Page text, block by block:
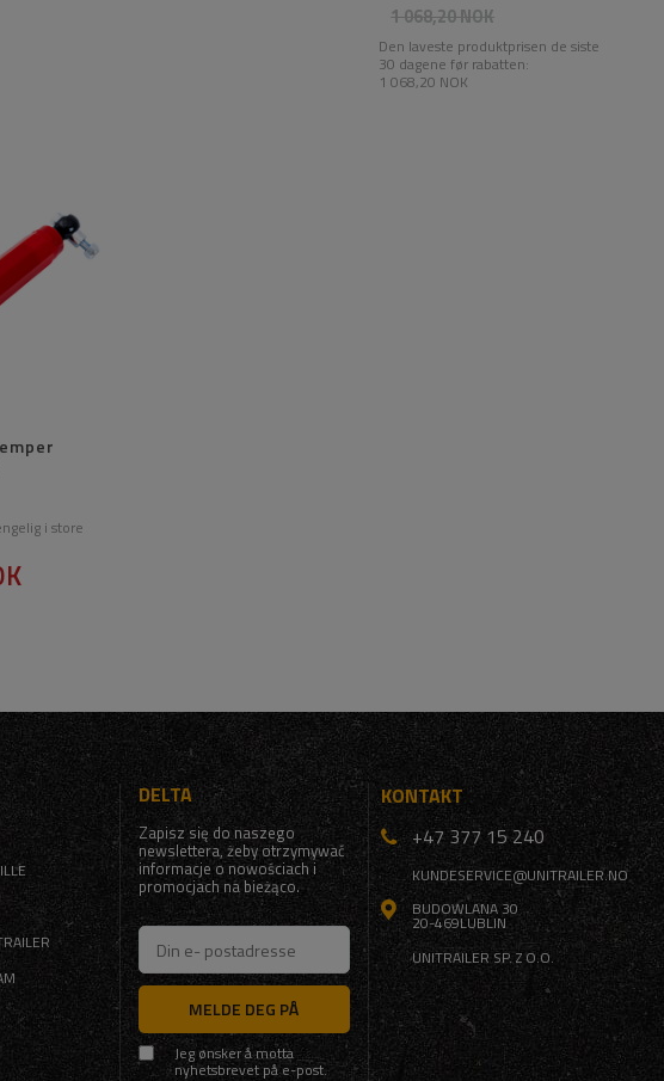
1 068,20 NOK
Den laveste produktprisen de siste
30 dagene før rabatten:
1 068,20 NOK
i store
DELTA
Zapisz się do naszego
newslettera, żeby otrzymywać
informacje o nowościach i
promocjach na bieżąco.
MELDE DEG PÅ
Jeg ønsker å motta
nyhetsbrevet på e-post.
KONTAKT
+47 377 15 240
KUNDESERVICE@UNITRAILER.NO
BUDOWLANA 30
20-469LUBLIN
UNITRAILER SP. Z O.O.